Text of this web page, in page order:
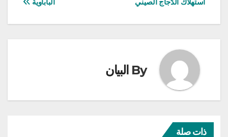
المقالات
الباباوية
استهلاك الدّجاج الصيني
By البيان
ذات صلة